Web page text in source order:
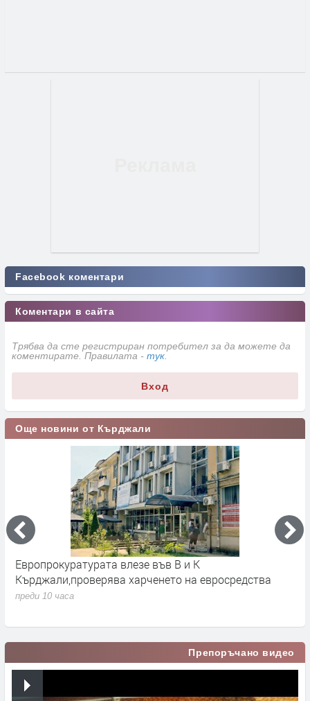
Facebook коментари
Коментари в сайта
Трябва да сте регистриран потребител за да можете да
коментирате. Правилата - тук
Вход
Още новини от Кърджали
Европрокуратурата влезе във В и К
Кърджали,проверява харченето на евросредства
преди 10 часа
Препоръчано видео